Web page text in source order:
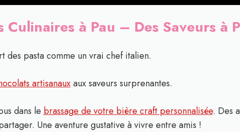
Culinaires à Pau – Des Saveurs à
des pasta comme un vrai chef italien.
artisanauxaux saveurs surprenantes.
dans le brassage de votre bière craft personnalisée. Des
Une aventure gustative à vivre entre amis !